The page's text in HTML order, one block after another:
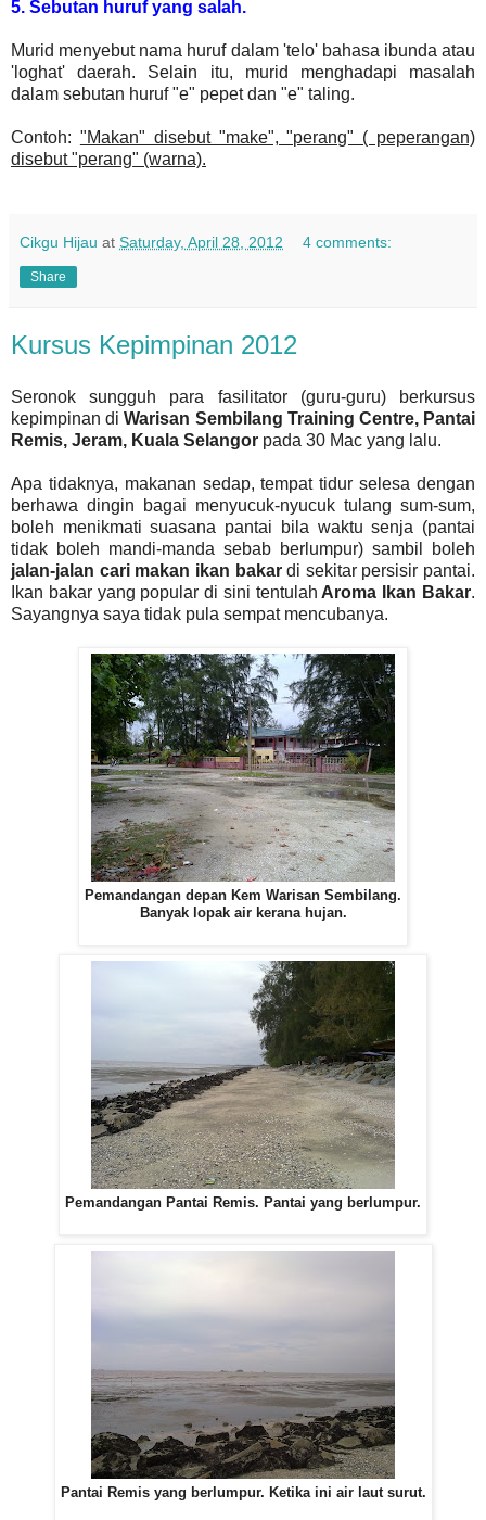
5. Sebutan huruf yang salah.
Murid menyebut nama huruf dalam 'telo' bahasa ibunda atau
'loghat' daerah. Selain itu, murid menghadapi masalah
dalam sebutan huruf "e" pepet dan "e" taling.
Contoh: "Makan" disebut "make", "perang" ( peperangan)
disebut "perang" (warna).
Cikgu Hijau at Saturday, April 28, 2012 4 comments:
Share
Kursus Kepimpinan 2012
Seronok sungguh para fasilitator (guru-guru) berkursus
kepimpinan diWarisan Sembilang Training Centre, Pantai
Remis, Jeram, Kuala Selangor pada 30 Mac yang lalu.
Apa tidaknya, makanan sedap, tempat tidur selesa dengan
berhawa dingin bagai menyucuk-nyucuk tulang sum-sum,
boleh menikmati suasana pantai bila waktu senja (pantai
tidak boleh mandi-manda sebab berlumpur) sambil boleh
jalan-jalan cari makan ikan bakardi sekitar persisir pantai.
Ikan bakar yang popular di sini tentulah Aroma Ikan Bakar.
Sayangnya saya tidak pula sempat mencubanya.
Pemandangan depan Kem Warisan Sembilang.
Banyak lopak air kerana hujan.
Pemandangan Pantai Remis. Pantai yang berlumpur.
Pantai Remis yang berlumpur. Ketika ini air laut surut.